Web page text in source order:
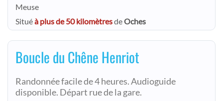
Meuse
Situéà plus de 50 kilomètresdeOches
Boucle du Chêne Henriot
Randonnée facile de 4 heures. Audioguide
disponible. Départ rue de la gare.